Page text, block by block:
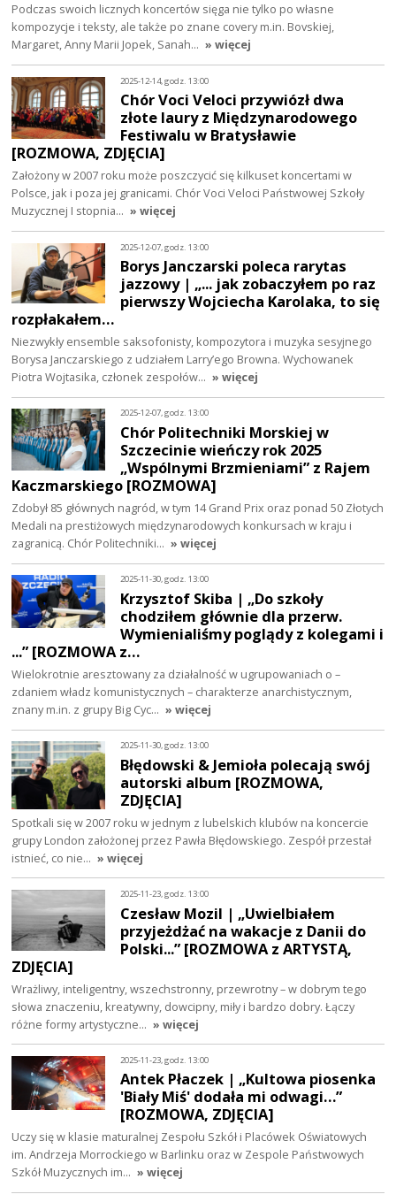
Podczas swoich licznych koncertów sięga nie tylko po własne
kompozycje i teksty, ale także po znane covery m.in. Bovskiej,
Margaret, Anny Marii Jopek, Sanah… » więcej
2025-12-14, godz. 13:00
Chór Voci Veloci przywiózł dwa
złote laury z Międzynarodowego
Festiwalu w Bratysławie
[ROZMOWA, ZDJĘCIA]
Założony w 2007 roku może poszczycić się kilkuset koncertami w
Polsce, jak i poza jej granicami. Chór Voci Veloci Państwowej Szkoły
Muzycznej I stopnia… » więcej
2025-12-07, godz. 13:00
Borys Janczarski poleca rarytas
jazzowy | „... jak zobaczyłem po raz
pierwszy Wojciecha Karolaka, to się
rozpłakałem…
Niezwykły ensemble saksofonisty, kompozytora i muzyka sesyjnego
Borysa Janczarskiego z udziałem Larry’ego Browna. Wychowanek
Piotra Wojtasika, członek zespołów… » więcej
2025-12-07, godz. 13:00
Chór Politechniki Morskiej w
Szczecinie wieńczy rok 2025
„Wspólnymi Brzmieniami” z Rajem
Kaczmarskiego [ROZMOWA]
Zdobył 85 głównych nagród, w tym 14 Grand Prix oraz ponad 50 Złotych
Medali na prestiżowych międzynarodowych konkursach w kraju i
zagranicą. Chór Politechniki… » więcej
2025-11-30, godz. 13:00
Krzysztof Skiba | „Do szkoły
chodziłem głównie dla przerw.
Wymienialiśmy poglądy z kolegami i
...” [ROZMOWA z…
Wielokrotnie aresztowany za działalność w ugrupowaniach o –
zdaniem władz komunistycznych – charakterze anarchistycznym,
znany m.in. z grupy Big Cyc… » więcej
2025-11-30, godz. 13:00
Błędowski & Jemioła polecają swój
autorski album [ROZMOWA,
ZDJĘCIA]
Spotkali się w 2007 roku w jednym z lubelskich klubów na koncercie
grupy London założonej przez Pawła Błędowskiego. Zespół przestał
istnieć, co nie… » więcej
2025-11-23, godz. 13:00
Czesław Mozil | „Uwielbiałem
przyjeżdżać na wakacje z Danii do
Polski...” [ROZMOWA z ARTYSTĄ,
ZDJĘCIA]
Wrażliwy, inteligentny, wszechstronny, przewrotny – w dobrym tego
słowa znaczeniu, kreatywny, dowcipny, miły i bardzo dobry. Łączy
różne formy artystyczne… » więcej
2025-11-23, godz. 13:00
Antek Płaczek | „Kultowa piosenka
'Biały Miś' dodała mi odwagi…”
[ROZMOWA, ZDJĘCIA]
Uczy się w klasie maturalnej Zespołu Szkół i Placówek Oświatowych
im. Andrzeja Morrockiego w Barlinku oraz w Zespole Państwowych
Szkół Muzycznych im… » więcej